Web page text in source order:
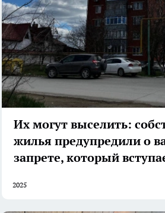
Их могут выселить:
жилья предупредили о
запрете, который
2025